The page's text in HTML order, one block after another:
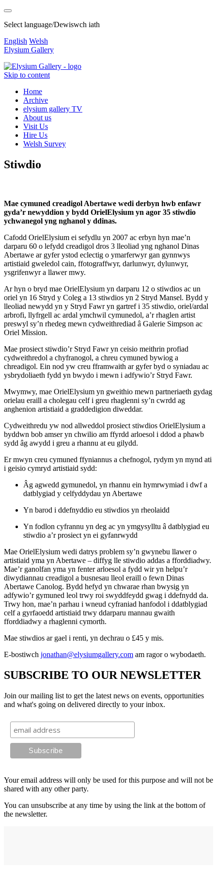
Select language/Dewiswch iath
English Welsh
Elysium Gallery
Skip to content
Home
Archive
elysium gallery TV
About us
Visit Us
Hire Us
Welsh Survey
Stiwdio
Mae cymuned creadigol Abertawe wedi derbyn hwb enfawr
gyda’r newyddion y bydd OrielElysium yn agor 35 stiwdio
ychwanegol yng nghanol y ddinas.
Cafodd OrielElysium ei sefydlu yn 2007 ac erbyn hyn mae’n
darparu 60 o lefydd creadigol dros 3 lleoliad yng nghanol Dinas
Abertawe ar gyfer ystod eclectig o ymarferwyr gan gynnwys
artistiaid gweledol cain, ffotograffwyr, darlunwyr, dylunwyr,
ysgrifenwyr a llawer mwy.
Ar hyn o bryd mae OrielElysium yn darparu 12 o stiwdios ac un
oriel yn 16 Stryd y Coleg a 13 stiwdios yn 2 Stryd Mansel. Bydd y
lleoliad newydd yn y Stryd Fawr yn gartref i 35 stiwdio, oriel/ardal
arbrofi, llyfrgell ac ardal ymchwil cymunedol, a’r rhaglen artist
preswyl sy’n rhedeg mewn cydweithrediad â Galerie Simpson ac
Oriel Mission.
Mae prosiect stiwdio’r Stryd Fawr yn ceisio meithrin profiad
cydweithredol a chyfranogol, a chreu cymuned bywiog a
chreadigol. Ein nod yw creu fframwaith ar gyfer byd o syniadau ac
ysbrydoliaeth fydd yn bwydo i mewn i adfywio’r Stryd Fawr.
Mwymwy, mae OrielElysium yn gweithio mewn partneriaeth gydag
orielau eraill a cholegau celf i greu rhaglenni sy’n cwrdd ag
anghenion artistiaid a graddedigion diweddar.
Cydweithredu yw nod allweddol prosiect stiwdios OrielElysium a
byddwn bob amser yn chwilio am ffyrdd arloesol i ddod a phawb
sydd âg awydd i greu a rhannu at eu gilydd.
Er mwyn creu cymuned ffyniannus a chefnogol, rydym yn mynd ati
i geisio cymryd artistiaid sydd:
Âg agwedd gymunedol, yn rhannu ein hymrwymiad i dwf a
datblygiad y celfyddydau yn Abertawe
Yn barod i ddefnyddio eu stiwdios yn rheolaidd
Yn fodlon cyfrannu yn deg ac yn ymgysylltu â datblygiad eu
stiwdio a’r prosiect yn ei gyfanrwydd
Mae OrielElysium wedi datrys problem sy’n gwynebu llawer o
artistiaid yma yn Abertawe – diffyg lle stiwdio addas a fforddiadwy.
Mae’r ganolfan yma yn fenter arloesol a fydd wir yn helpu’r
diwydiannau creadigol a busnesau lleol eraill o fewn Dinas
Abertawe Canolog. Bydd hefyd yn chwarae rhan bwysig yn
adfywio’r gymuned leol trwy roi swyddfeydd gwag i ddefnydd da.
Trwy hon, mae’n parhau i wneud cyfraniad hanfodol i ddatblygiad
celf a gyrfaoedd artistiaid trwy ddarparu mannau gwaith
fforddiadwy a rhaglenni cymorth.
Mae stiwdios ar gael i renti, yn dechrau o £45 y mis.
E-bostiwch jonathan@elysiumgallery.com am ragor o wybodaeth.
SUBSCRIBE TO OUR NEWSLETTER
Join our mailing list to get the latest news on events, opportunities
and what's going on delivered directly to your inbox.
Your email address will only be used for this purpose and will not be
shared with any other party.
You can unsubscribe at any time by using the link at the bottom of
the newsletter.